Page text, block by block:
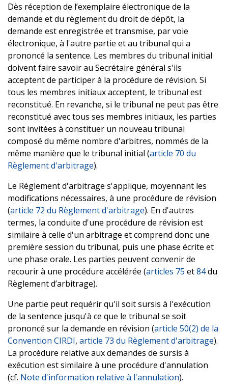
Dès réception de l’exemplaire électronique de la
demande et du règlement du droit de dépôt, la
demande est enregistrée et transmise, par voie
électronique, à l'autre partie et au tribunal qui a
prononcé la sentence. Les membres du tribunal initial
doivent faire savoir au Secrétaire général s'ils
acceptent de participer à la procédure de révision. Si
tous les membres initiaux acceptent, le tribunal est
reconstitué. En revanche, si le tribunal ne peut pas être
reconstitué avec tous ses membres initiaux, les parties
sont invitées à constituer un nouveau tribunal
composé du même nombre d'arbitres, nommés de la
même manière que le tribunal initial (article 70 du
Règlement d'arbitrage).
Le Règlement d'arbitrage s'applique, moyennant les
modifications nécessaires, à une procédure de révision
(article 72 du Règlement d'arbitrage). En d'autres
termes, la conduite d'une procédure de révision est
similaire à celle d'un arbitrage et comprend donc une
première session du tribunal, puis une phase écrite et
une phase orale. Les parties peuvent convenir de
recourir à une procédure accélérée (articles 75 et84du
Règlement d’arbitrage).
Une partie peut requérir qu'il soit sursis à l'exécution
de la sentence jusqu'à ce que le tribunal se soit
prononcé sur la demande en révision (article 50(2) de la
Convention CIRDI, article 73 du Règlement d'arbitrage).
La procédure relative aux demandes de sursis à
exécution est similaire à une procédure d'annulation
(cf. Note d'information relative à l'annulation).